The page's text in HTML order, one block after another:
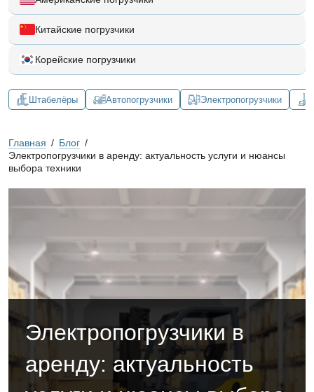
Китайские погрузчики
Корейские погрузчики
Штабелёры Автопогрузчики Электропогрузчики
Главная / Блог /
Электропогрузчики в аренду: актуальность услуги и нюансы
выбора техники
Электропогрузчики в
аренду: актуальность